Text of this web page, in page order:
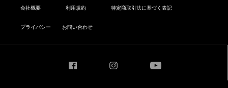
会社概要 利用規約 特定商取引法に基づく表記
プライバシー お問い合わせ
Instagram